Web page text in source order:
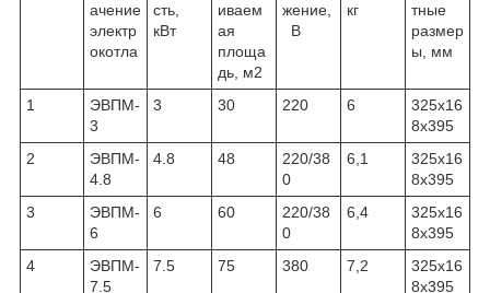
ачение
электр
окотла
сть,
кВт
иваем
ая
площа
дь, м2
жение,
В
кг
тные
размер
ы, мм
1
ЭВПМ-
3
3 30 220 6
325х16
8х395
2
ЭВПМ-
4.8
4.8 48
220/38
0
6,1
325х16
8х395
3
ЭВПМ-
6
6 60
220/38
0
6,4
325х16
8х395
4
ЭВПМ-
7.5
7.5 75 380 7,2
325х16
8х395